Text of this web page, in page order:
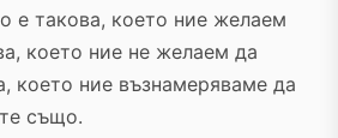
е такова, което ние желаем
което ние не желаем да
което ние възнамеряваме да
също.